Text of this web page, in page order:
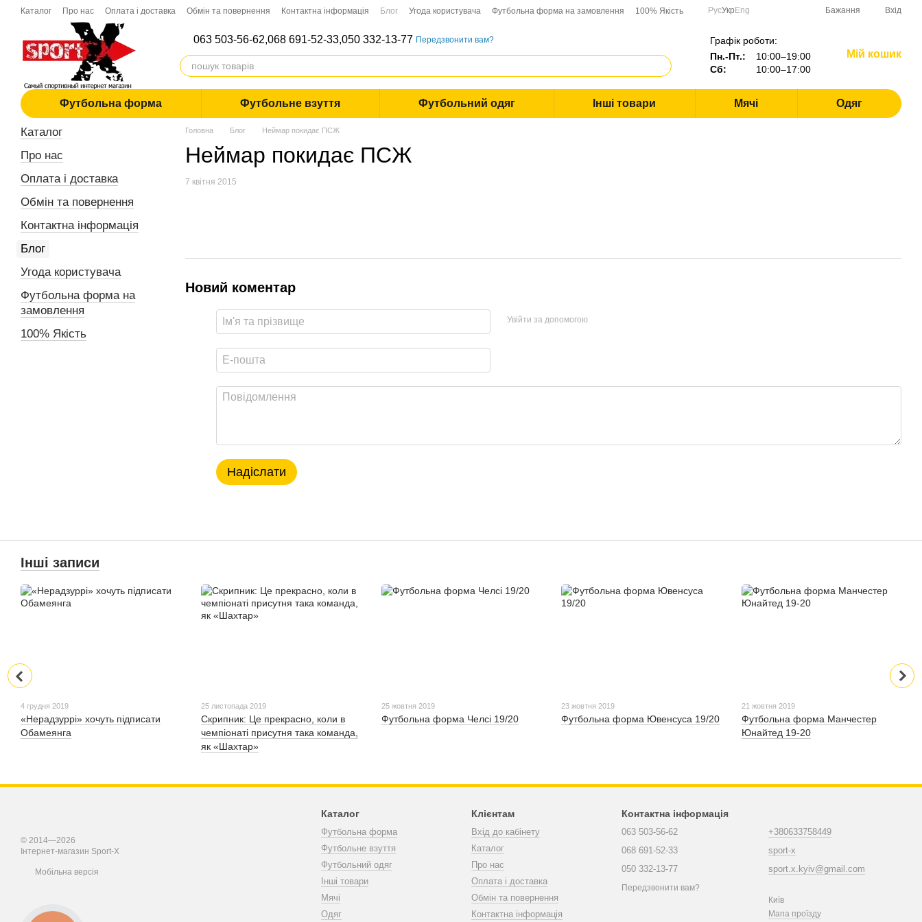
Перейти до основного контенту
Каталог Про нас Оплата і доставка Обмін та повернення Контактна інформація Блог Угода користувача Футбольна форма на замовлення 100% Якість РусУкр Eng Бажання Вхід
063 503-56-62,068 691-52-33,050 332-13-77 Передзвонити вам?
Графік роботи:
Пн.-Пт.:
10:00–19:00
Сб:
10:00–17:00
Мій кошик
Футбольна форма Футбольне взуття Футбольний одяг Інші товари Мячі Одяг
Головна Блог Неймар покидає ПСЖ
Неймар покидає ПСЖ
7 квітня 2015
Новий коментар
Увійти за допомогою
Надіслати
Каталог
Про нас
Оплата і доставка
Обмін та повернення
Контактна інформація
Блог
Угода користувача
Футбольна форма на
замовлення
100% Якість
Інші записи
4 грудня 2019
«Нерадзуррі» хочуть підписати
Обамеянга
25 листопада 2019
Скрипник: Це прекрасно, коли в
чемпіонаті присутня така команда,
як «Шахтар»
25 жовтня 2019
Футбольна форма Челсі 19/20
23 жовтня 2019
Футбольна форма Ювенсуса 19/20
21 жовтня 2019
Футбольна форма Манчестер
Юнайтед 19-20
© 2014—2026
Інтернет-магазин Sport-X
Мобільна версія
Каталог
Футбольна форма
Футбольне взуття
Футбольний одяг
Інші товари
Мячі
Одяг
Клієнтам
Вхід до кабінету
Каталог
Про нас
Оплата і доставка
Обмін та повернення
Контактна інформація
Контактна інформація
063 503-56-62
068 691-52-33
050 332-13-77
Передзвонити вам?
+380633758449
sport-x
sport.x.kyiv@gmail.com
Київ
Мапа проїзду